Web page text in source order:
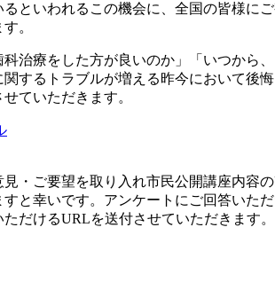
といわれるこの機会に、全国の皆様に
。
治療をした方が良いのか」「いつから
するトラブルが増える昨今において後
ていただきます。
・ご要望を取り入れ市民公開講座内容
と幸いです。アンケートにご回答いた
だけるURLを送付させていただきます。